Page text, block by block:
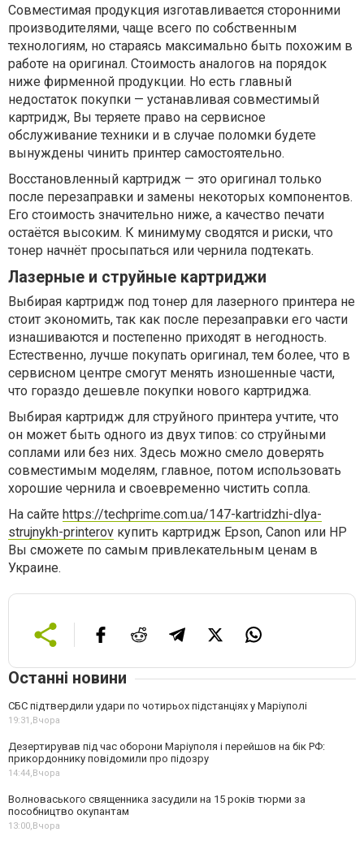
Совместимая продукция изготавливается сторонними
производителями, чаще всего по собственным
технологиям, но стараясь максимально быть похожим в
работе на оригинал. Стоимость аналогов на порядок
ниже фирменной продукции. Но есть главный
недостаток покупки — устанавливая совместимый
картридж, Вы теряете право на сервисное
обслуживание техники и в случае поломки будете
вынуждены чинить принтер самостоятельно.
Восстановленный картридж — это оригинал только
после перезаправки и замены некоторых компонентов.
Его стоимость значительно ниже, а качество печати
остаётся высоким. К минимуму сводятся и риски, что
тонер начнёт просыпаться или чернила подтекать.
Лазерные и струйные картриджи
Выбирая картридж под тонер для лазерного принтера не
стоит экономить, так как после перезаправки его части
изнашиваются и постепенно приходят в негодность.
Естественно, лучше покупать оригинал, тем более, что в
сервисном центре смогут менять изношенные части,
что гораздо дешевле покупки нового картриджа.
Выбирая картридж для струйного принтера учтите, что
он может быть одного из двух типов: со струйными
соплами или без них. Здесь можно смело доверять
совместимым моделям, главное, потом использовать
хорошие чернила и своевременно чистить сопла.
На сайте https://techprime.com.ua/147-kartridzhi-dlya-
strujnykh-printerov купить картридж Epson, Canon или НР
Вы сможете по самым привлекательным ценам в
Украине.
Останні новини
СБС підтвердили удари по чотирьох підстанціях у Маріуполі
19:31,Вчора
Дезертирував під час оборони Маріуполя і перейшов на бік РФ:
прикордоннику повідомили про підозру
14:44,Вчора
Волноваського священника засудили на 15 років тюрми за
пособництво окупантам
13:00,Вчора